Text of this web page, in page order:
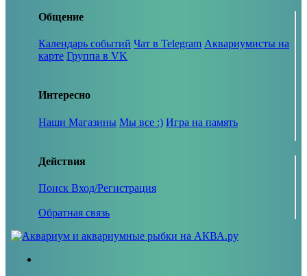
Общение
Календарь событий Чат в Telegram Аквариумисты на
карте Группа в VK
Интересно
Наши Магазины Мы все :) Игра на память
Действия
Поиск Вход/Регистрация
Обратная связь